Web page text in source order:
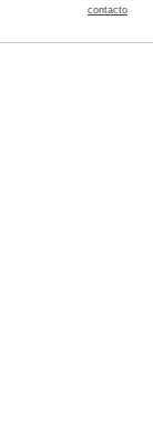
contacto